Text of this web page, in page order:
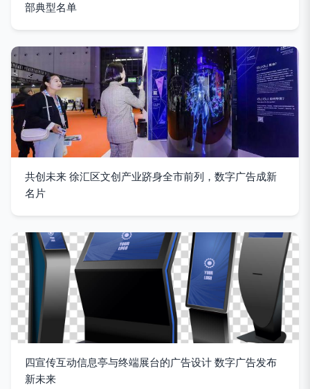
部典型名单
共创未来 徐汇区文创产业跻身全市前列，数字广告成新
名片
四宣传互动信息亭与终端展台的广告设计 数字广告发布
新未来